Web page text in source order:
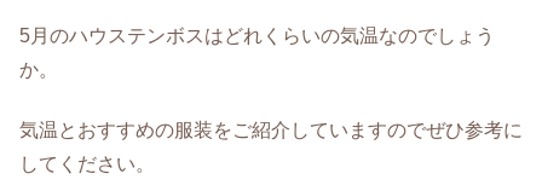
5月のハウステンボスはどれくらいの気温なのでしょう
か。
気温とおすすめの服装をご紹介していますのでぜひ参考に
してください。